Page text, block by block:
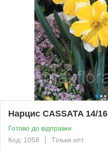
Нарцис CASSATA 14/16
Готово до відправки
Код: 1058
Тільки опт